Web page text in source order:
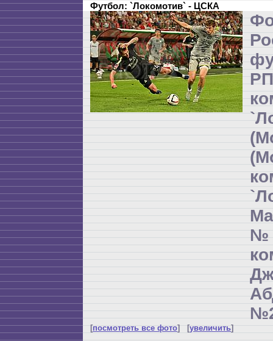
Футбол: `Локомотив` - ЦСКА
[посмотреть все фото] [увеличить]